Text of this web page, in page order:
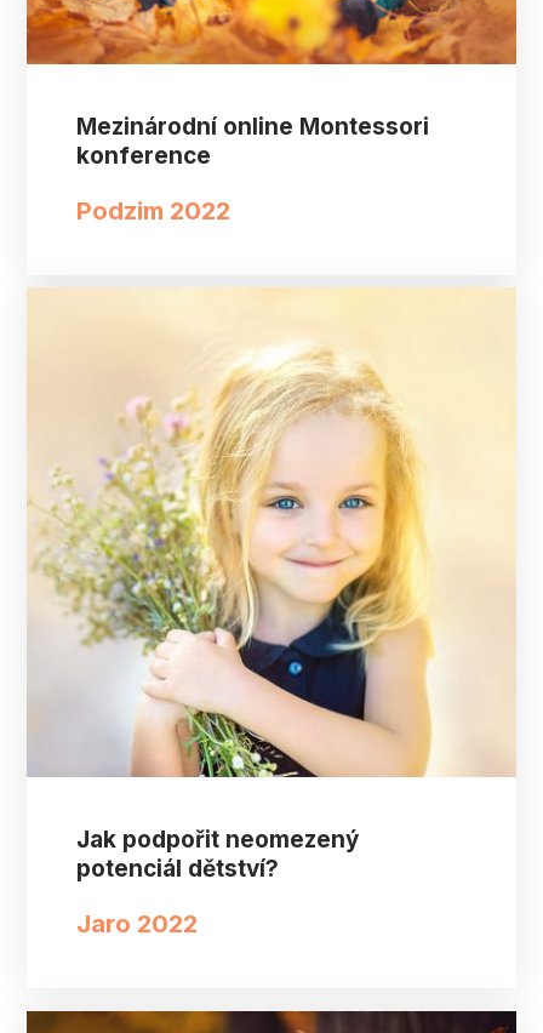
Mezinárodní online Montessori
konference
Podzim 2022
Jak podpořit neomezený
potenciál dětství?
Jaro 2022